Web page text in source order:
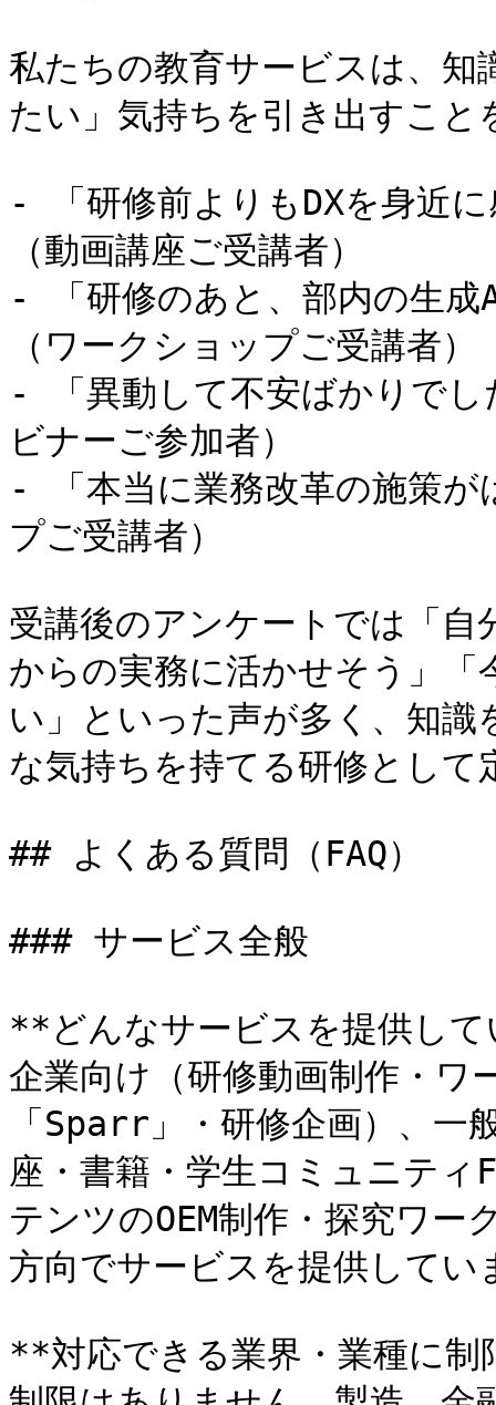
私たちの教育サービスは、
たい」気持ちを引き出すこと
- 「研修前よりもDXを身近
（動画講座ご受講者）
- 「研修のあと、部内の生成
（ワークショップご受講者）
- 「異動して不安ばかりでし
ビナーご参加者）
- 「本当に業務改革の施策が
プご受講者）
受講後のアンケートでは「
からの実務に活かせそう」
い」といった声が多く、知
な気持ちを持てる研修として
## よくある質問（FAQ）
### サービス全般
**どんなサービスを提供し
企業向け（研修動画制作・
「Sparr」・研修企画）、一
座・書籍・学生コミュニティ
テンツのOEM制作・探究ワ
方向でサービスを提供してい
**対応できる業界・業種に